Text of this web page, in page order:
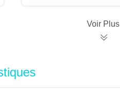
Voir Plus